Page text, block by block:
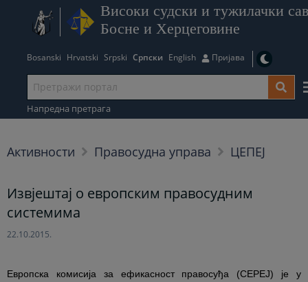
Високи судски и тужилачки
Босне и Херцеговине
Bosanski Hrvatski Srpski Српски English Пријава
Напредна претрага
Активности Правосудна управа ЦЕПЕЈ
Извјештај о европским правосудним
системима
22.10.2015.
Европска комисија за ефикасност правосуђа (CEPEJ) је у